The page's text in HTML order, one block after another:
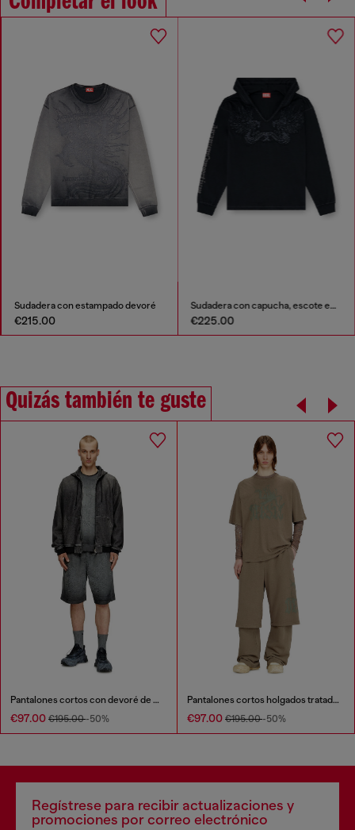
Sudadera con estampado devoré
€215.00
Sudadera con capucha, escote en pico y bordado delantero
€225.00
Quizás también te guste
Pantalones cortos con devoré de fénix
€97.00 €195.00-50%
Pantalones cortos holgados tratados con estampado
€97.00 €195.00-50%
Regístrese para recibir actualizaciones y
promociones por correo electrónico